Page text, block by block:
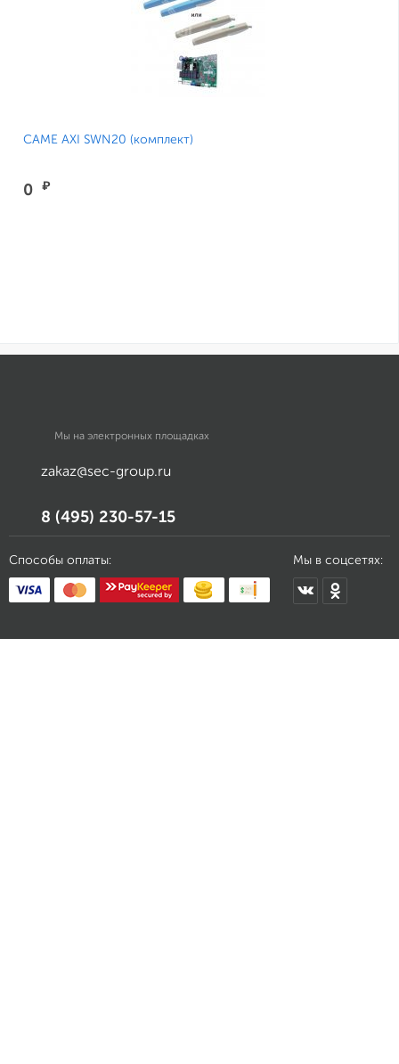
CAME AXI SWN20 (комплект)
0 ₽
Мы на электронных площадках
zakaz@sec-group.ru
8 (495) 230-57-15
Способы оплаты: Мы в соцсетях: